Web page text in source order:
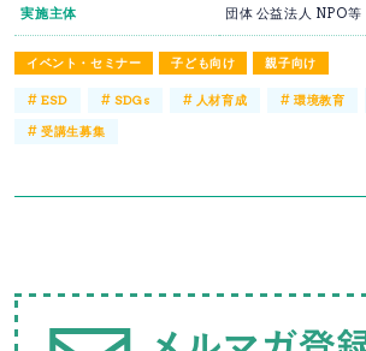
イベント・セミナー 子ども向け 親子向け
実施主体 団体 公益法人 NPO等
#ESD # SDGs # 人材育成 # 環境教育
#受講生募集